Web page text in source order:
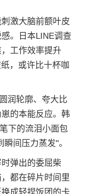
激大脑前额叶皮
。日本LINE调查
工作效率提升
，或许比十杯咖
润轮廓、夸大比
的本能反应。韩
下的流泪小面包
间压力蒸发"。
弹出的委屈柴
都在碎片时间里